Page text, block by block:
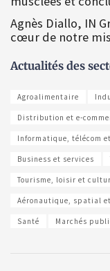
Agnès Diallo, IN
cœur de notre
Actualités des
Agroalimentaire
Distribution et e-
Informatique, télécom
Business et services
Tourisme, loisir et
Aéronautique, spatial
Santé Marchés